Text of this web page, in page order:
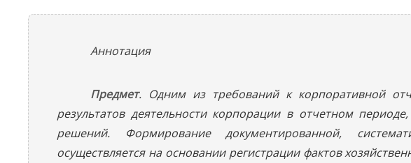
Аннотация
Предмет. Одним из требований к корпоративной
результатов деятельности корпорации в отчетном
решений. Формирование документированной,
осуществляется на основании регистрации фактов